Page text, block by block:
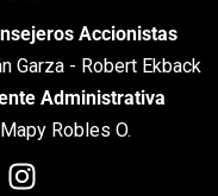
Accionistas
Garza - Robert Ekback
Administrativa
Mapy Robles O.